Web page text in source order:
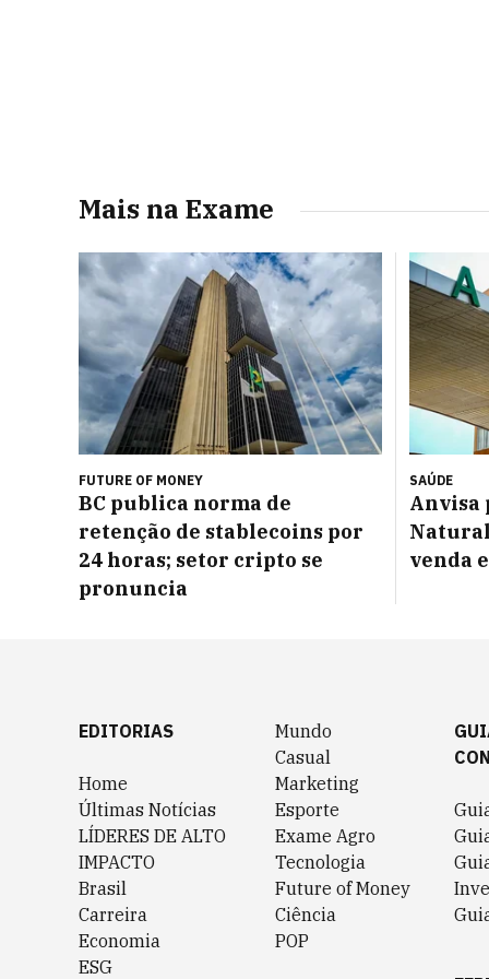
Mais na Exame
FUTURE OF MONEY
BC publica norma de
retenção de stablecoins por
24 horas; setor cripto se
pronuncia
SAÚDE
Anvisa
venda
EDITORIAS
Home
Últimas Notícias
LÍDERES DE ALTO
IMPACTO
Brasil
Carreira
Economia
ESG
Mundo
Casual
Marketing
Esporte
Exame Agro
Tecnologia
Future of Money
Ciência
POP